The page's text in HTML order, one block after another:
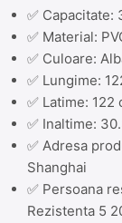
✅ Capacitate:
✅ Material:
✅ Culoare:
✅ Lungime:
✅ Latime: 122
✅ Inaltime:
✅ Adresa
Shanghai
✅ Persoana
Rezistenta 5